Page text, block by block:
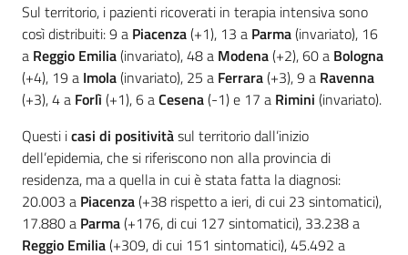
Sul territorio, i pazienti ricoverati in terapia intensiva sono
così distribuiti: 9 a Piacenza(+1), 13 a Parma(invariato), 16
a Reggio Emilia(invariato), 48 a Modena(+2), 60 a Bologna
(+4), 19 a Imola(invariato), 25 a Ferrara(+3), 9 a Ravenna
(+3), 4 a Forlì(+1), 6 aCesena(-1) e 17 a Rimini (invariato).
Questi icasi di positivitàsul territorio dall’inizio
dell’epidemia, che si riferiscono non alla provincia di
residenza, ma a quella in cui è stata fatta la diagnosi:
20.003 a Piacenza(+38 rispetto a ieri, di cui 23 sintomatici),
17.880 a Parma(+176, di cui 127 sintomatici), 33.238 a
Reggio Emilia(+309, di cui 151 sintomatici), 45.492 a